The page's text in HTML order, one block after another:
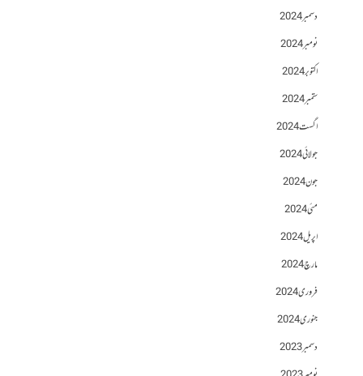
دسمبر 2024
نومبر 2024
اکتوبر 2024
ستمبر 2024
اگست 2024
جولائی 2024
جون 2024
مئی 2024
اپریل 2024
مارچ 2024
فروری 2024
جنوری 2024
دسمبر 2023